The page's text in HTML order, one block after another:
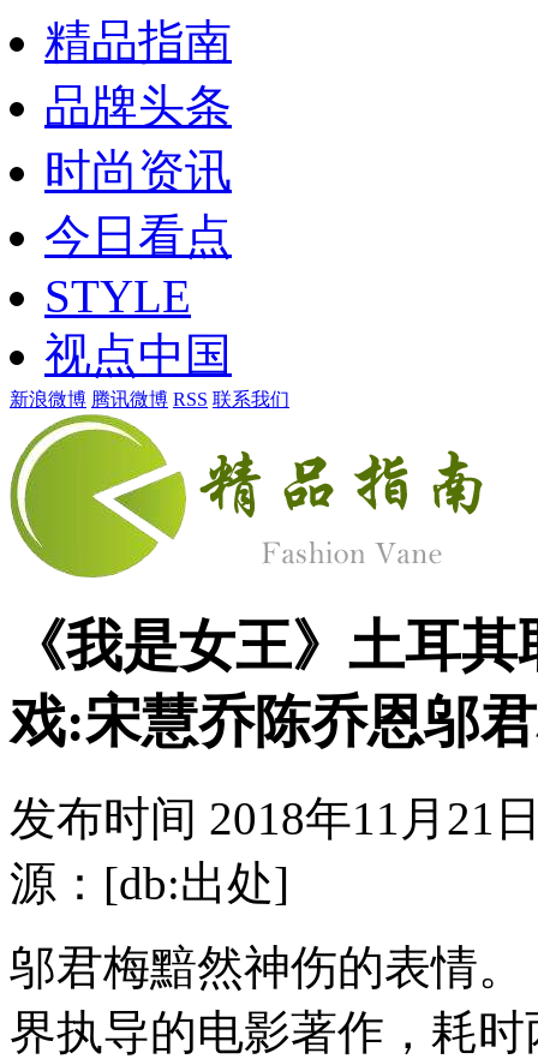
精品指南
品牌头条
时尚资讯
今日看点
STYLE
视点中国
新浪微博 腾讯微博 RSS 联系我们
《我是女王》土耳
戏:宋慧乔陈乔恩邬
发布时间 2018年11月
源：[db:出处]
邬君梅黯然神伤的表情
界执导的电影著作，耗